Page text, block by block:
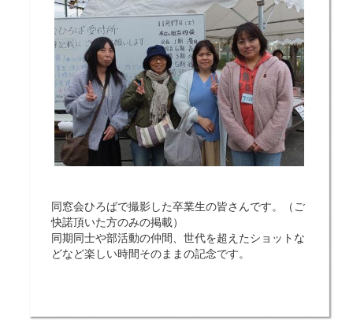
同窓会ひろばで撮影した卒業生の皆さんです。（ご
快諾頂いた方のみの掲載）
同期同士や部活動の仲間、世代を超えたショットな
どなど楽しい時間そのままの記念です。